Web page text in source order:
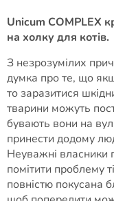
Unicum COMPLEX
на холку для котів.
З незрозумілих
думка про те, що
то заразитися
тварини можуть
бувають вони на
принести додому
Неуважні власники
помітити проблему
повністю покусана